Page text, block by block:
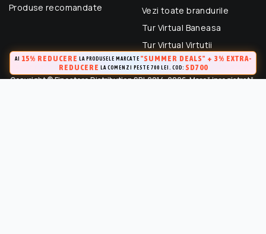
Produse recomandate
Vezi toate brandurile
Tur Virtual Baneasa
Tur Virtual Virtutii
Copyright © Finestore Distribution SRL 2014-2026. Marcă inregistrată.
AI 15% REDUCERE LA PRODUSELE MARCATE "SUMMER DEALS" + 3% EXTRA-
REDUCERE LA COMENZI PESTE 700 LEI. COD: SD700